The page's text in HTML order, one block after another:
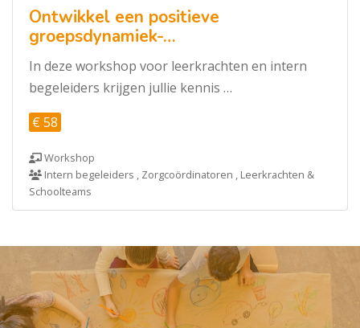
Ontwikkel een positieve
groepsdynamiek-…
In deze workshop voor leerkrachten en intern
begeleiders krijgen jullie kennis …
€ 58
Workshop
Intern begeleiders , Zorgcoördinatoren , Leerkrachten &
Schoolteams